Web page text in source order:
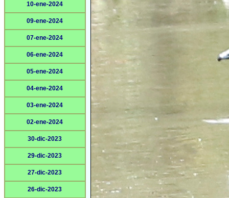
10-ene-2024
09-ene-2024
07-ene-2024
06-ene-2024
05-ene-2024
04-ene-2024
03-ene-2024
02-ene-2024
30-dic-2023
29-dic-2023
27-dic-2023
26-dic-2023